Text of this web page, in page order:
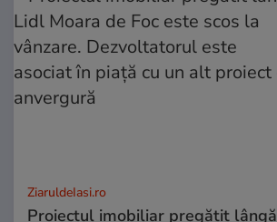
ZiaruldeIasi.ro
Proiectul imobiliar pregătit lângă